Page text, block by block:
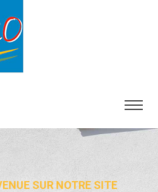
SUR NOTRE SITE